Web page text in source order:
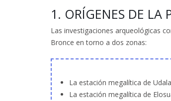
1. ORÍGENES DE LA
Las investigaciones arqueológicas
Bronce en torno a dos zonas:
La estación megalítica de
La estación megalítica de